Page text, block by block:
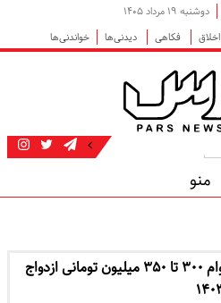
دوشنبه ۱۹ مرداد ۱۴۰۵
اخلاق فکاهی دیدنی‌ها خواندنی‌ها
منو
جزئیات وام ۳۰۰ تا ۳۵۰ میلیون تومانی ازدواج